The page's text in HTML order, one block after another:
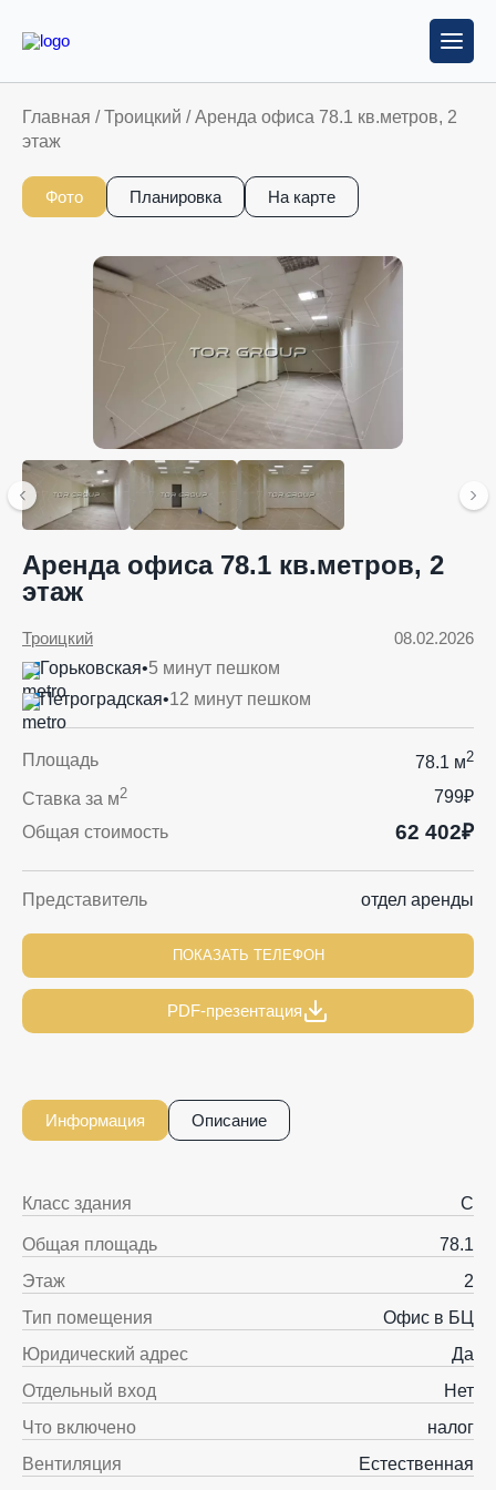
Главная /Троицкий /Аренда офиса 78.1 кв.метров, 2
этаж
Фото Планировка На карте
Аренда офиса 78.1 кв.метров, 2
этаж
08.02.2026
Троицкий
Горьковская•5 минут пешком
Петроградская•12 минут пешком
Площадь 78.1 м2
Ставка за м2
799₽
Общая стоимость
62 402₽
Представитель отдел аренды
ПОКАЗАТЬ ТЕЛЕФОН
PDF-презентация
Информация Описание
Класс здания C
Общая площадь
78.1
Этаж
2
Тип помещения
Офис в БЦ
Юридический адрес
Да
Отдельный вход
Нет
Что включено
налог
Вентиляция
Естественная